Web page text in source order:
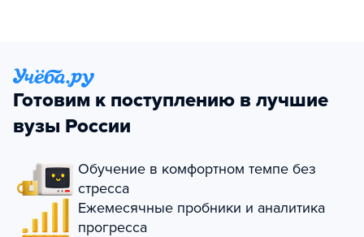
Готовим к поступлению в лучшие
вузы России
Обучение в комфортном темпе без
стресса
Ежемесячные пробники и аналитика
прогресса